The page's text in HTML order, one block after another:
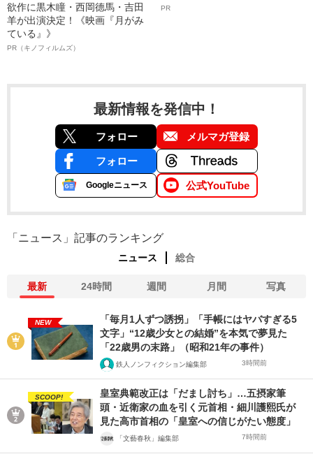
欲作に黒木瞳・西岡德馬・吉田
羊が出演決定！《映画『月がみ
ている』》
PR（キノフィルムズ）
PR
最新情報を発信中！
フォロー メルマガ登録
フォロー
Googleニュース 公式YouTube
「ニュース」記事のランキング
ニュース 総合
最新 24時間 週間 月間 写真
NEW
「毎月1人ずつ誘拐」「手帳にはヤバすぎる5
文字」“12歳少女との結婚”を本気で夢見た
「22歳男の末路」（昭和21年の事件）
鉄人ノンフィクション編集部 3時間前
SCOOP!
皇室典範改正は「だまし討ち」…五摂家筆
頭・近衛家の血を引く元首相・細川護熙氏が
見た高市首相の「皇室への信じがたい態度」
「文藝春秋」編集部 7時間前